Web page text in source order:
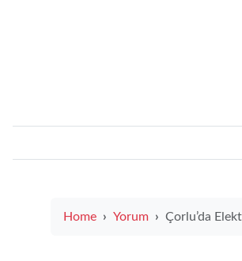
Home Yorum Çorlu’da